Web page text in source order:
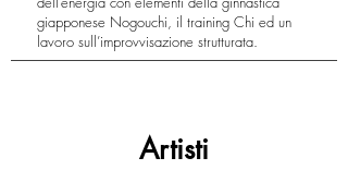
giapponese Nogouchi, il training Chi ed un
lavoro sull’improvvisazione strutturata.
Artisti